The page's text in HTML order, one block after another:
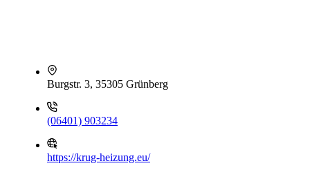
Burgstr. 3, 35305 Grünberg
(06401) 903234
https://krug-heizung.eu/